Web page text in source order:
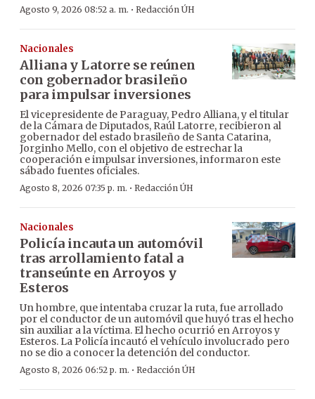
Agosto 9, 2026 08:52 a. m. · Redacción ÚH
Nacionales
Alliana y Latorre se reúnen
con gobernador brasileño
para impulsar inversiones
El vicepresidente de Paraguay, Pedro Alliana, y el titular
de la Cámara de Diputados, Raúl Latorre, recibieron al
gobernador del estado brasileño de Santa Catarina,
Jorginho Mello, con el objetivo de estrechar la
cooperación e impulsar inversiones, informaron este
sábado fuentes oficiales.
Agosto 8, 2026 07:35 p. m. · Redacción ÚH
Nacionales
Policía incauta un automóvil
tras arrollamiento fatal a
transeúnte en Arroyos y
Esteros
Un hombre, que intentaba cruzar la ruta, fue arrollado
por el conductor de un automóvil que huyó tras el hecho
sin auxiliar a la víctima. El hecho ocurrió en Arroyos y
Esteros. La Policía incautó el vehículo involucrado pero
no se dio a conocer la detención del conductor.
Agosto 8, 2026 06:52 p. m. · Redacción ÚH